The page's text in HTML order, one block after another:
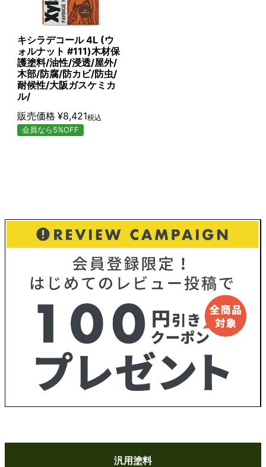
汎用塗料
キシラデコール 4L (ウ
ォルナット #111)木材保
護塗料/油性/浸透/屋外/
木部/防腐/防カビ/防虫/
耐候性/大阪ガスケミカ
ル/
販売価格 ¥8,421税込
会員なら5%OFF